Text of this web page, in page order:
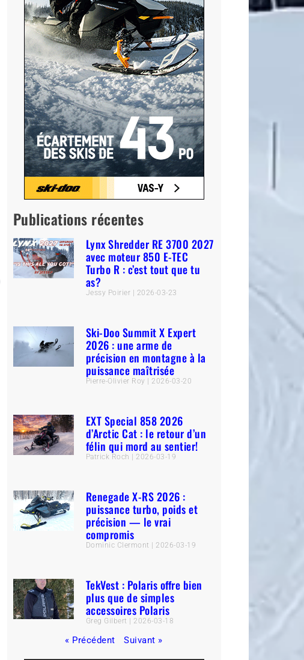
Publications récentes
Lynx Shredder RE 3700 2027
avec moteur 850 E-TEC
Turbo R : c’est tout que tu
as?
Jessy Poirier 2026-03-23
Ski-Doo Summit X Expert
2026 : une arme de
précision en montagne à la
puissance maîtrisée
Pierre-Olivier Roy 2026-03-20
EXT Special 858 2026
d’Arctic Cat : le retour d’un
félin qui mord au sentier!
Patrick Roch 2026-03-19
Renegade X-RS 2026 :
puissance turbo, poids et
précision — le vrai
compromis
Dominic Clermont 2026-03-19
TekVest : Polaris offre bien
plus que de simples
accessoires Polaris
Greg Gilbert 2026-03-18
« Précédent Suivant »